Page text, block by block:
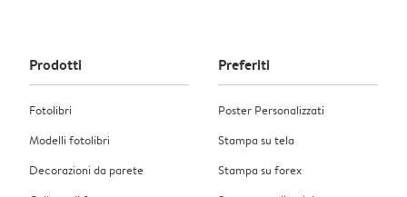
Prodotti
Fotolibri
Modelli fotolibri
Decorazioni da parete
Preferiti
Poster Personalizzati
Stampa su tela
Stampa su forex